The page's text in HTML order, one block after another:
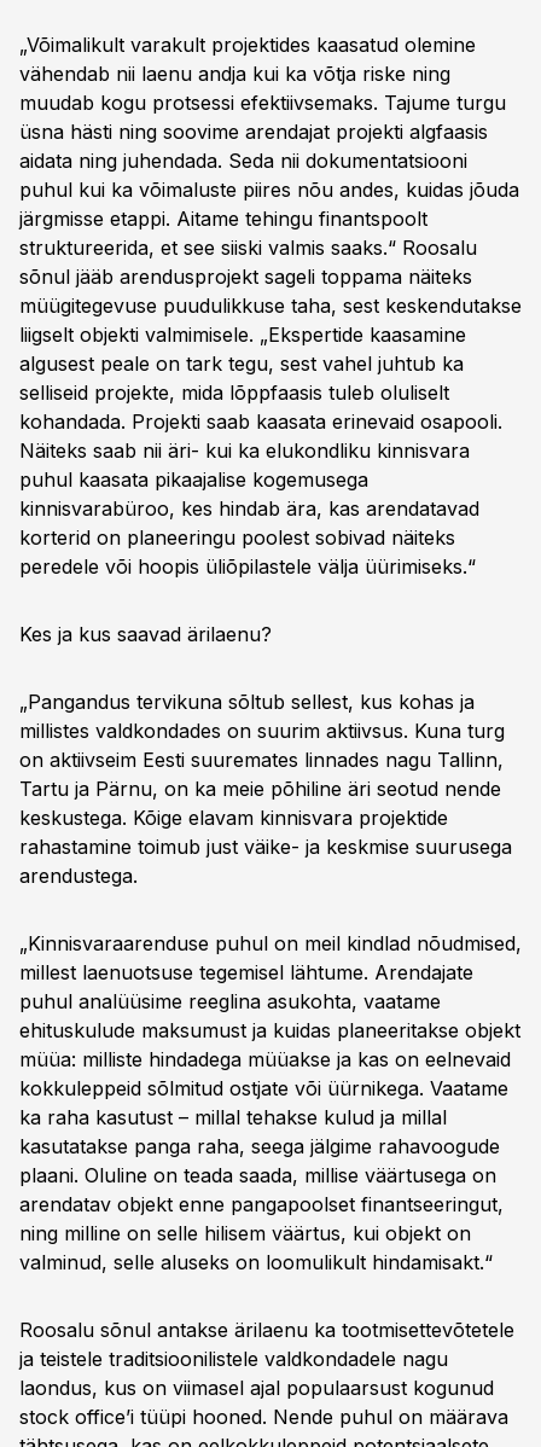
„Võimalikult varakult projektides kaasatud olemine
vähendab nii laenu andja kui ka võtja riske ning
muudab kogu protsessi efektiivsemaks. Tajume turgu
üsna hästi ning soovime arendajat projekti algfaasis
aidata ning juhendada. Seda nii dokumentatsiooni
puhul kui ka võimaluste piires nõu andes, kuidas jõuda
järgmisse etappi. Aitame tehingu finantspoolt
struktureerida, et see siiski valmis saaks.“ Roosalu
sõnul jääb arendusprojekt sageli toppama näiteks
müügitegevuse puudulikkuse taha, sest keskendutakse
liigselt objekti valmimisele. „Ekspertide kaasamine
algusest peale on tark tegu, sest vahel juhtub ka
selliseid projekte, mida lõppfaasis tuleb oluliselt
kohandada. Projekti saab kaasata erinevaid osapooli.
Näiteks saab nii äri- kui ka elukondliku kinnisvara
puhul kaasata pikaajalise kogemusega
kinnisvarabüroo, kes hindab ära, kas arendatavad
korterid on planeeringu poolest sobivad näiteks
peredele või hoopis üliõpilastele välja üürimiseks.“
Kes ja kus saavad ärilaenu?
„Pangandus tervikuna sõltub sellest, kus kohas ja
millistes valdkondades on suurim aktiivsus. Kuna turg
on aktiivseim Eesti suuremates linnades nagu Tallinn,
Tartu ja Pärnu, on ka meie põhiline äri seotud nende
keskustega. Kõige elavam kinnisvara projektide
rahastamine toimub just väike- ja keskmise suurusega
arendustega.
„Kinnisvaraarenduse puhul on meil kindlad nõudmised,
millest laenuotsuse tegemisel lähtume. Arendajate
puhul analüüsime reeglina asukohta, vaatame
ehituskulude maksumust ja kuidas planeeritakse objekt
müüa: milliste hindadega müüakse ja kas on eelnevaid
kokkuleppeid sõlmitud ostjate või üürnikega. Vaatame
ka raha kasutust – millal tehakse kulud ja millal
kasutatakse panga raha, seega jälgime rahavoogude
plaani. Oluline on teada saada, millise väärtusega on
arendatav objekt enne pangapoolset finantseeringut,
ning milline on selle hilisem väärtus, kui objekt on
valminud, selle aluseks on loomulikult hindamisakt.“
Roosalu sõnul antakse ärilaenu ka tootmisettevõtetele
ja teistele traditsioonilistele valdkondadele nagu
laondus, kus on viimasel ajal populaarsust kogunud
stock office’i tüüpi hooned. Nende puhul on määrava